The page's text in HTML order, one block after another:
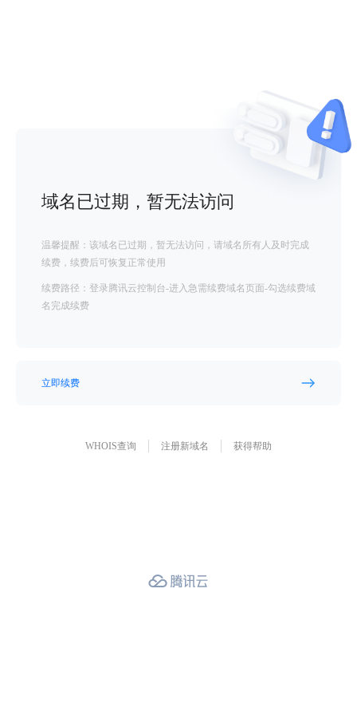
域名已过期，暂无法访问
温馨提醒：该域名已过期，暂无法访问，请域名所有人及时完成
续费，续费后可恢复正常使用
续费路径：登录腾讯云控制台-进入急需续费域名页面-勾选续费域
名完成续费
立即续费
WHOIS查询 注册新域名 获得帮助